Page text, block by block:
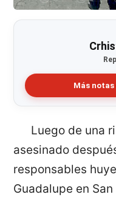
Más notas
Luego de una
asesinado
responsables
Guadalupe en